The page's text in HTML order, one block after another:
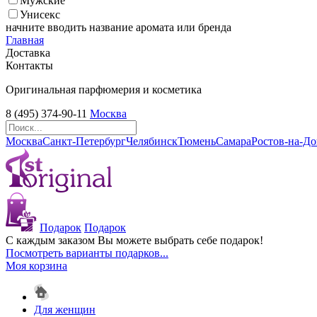
Унисекс
начните вводить название аромата или бренда
Главная
Доставка
Контакты
Оригинальная парфюмерия и косметика
8 (495) 374-90-11 Москва
МоскваСанкт-ПетербургЧелябинскТюменьСамараРостов-на-
Подарок Подарок
С каждым заказом Вы можете выбрать себе подарок!
Посмотреть варианты подарков...
Моя корзина
Для женщин